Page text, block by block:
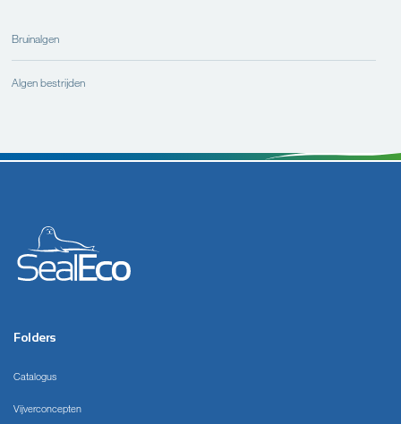
Bruinalgen
Algen bestrijden
Folders
Catalogus
Vijverconcepten